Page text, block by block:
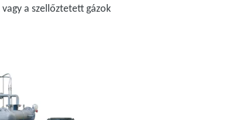
a szellőztetett gázok